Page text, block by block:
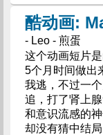
酷动画:
- Leo - 煎蛋
这个动画短片
5个月时间做出
我逃，不过一
追，打了肾上
和意识流感的
却没有猜中结